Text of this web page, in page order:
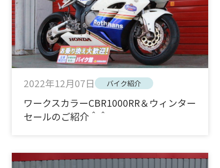
2022年12月07日 バイク紹介
ワークスカラーCBR1000RR＆ウィンター
セールのご紹介＾＾